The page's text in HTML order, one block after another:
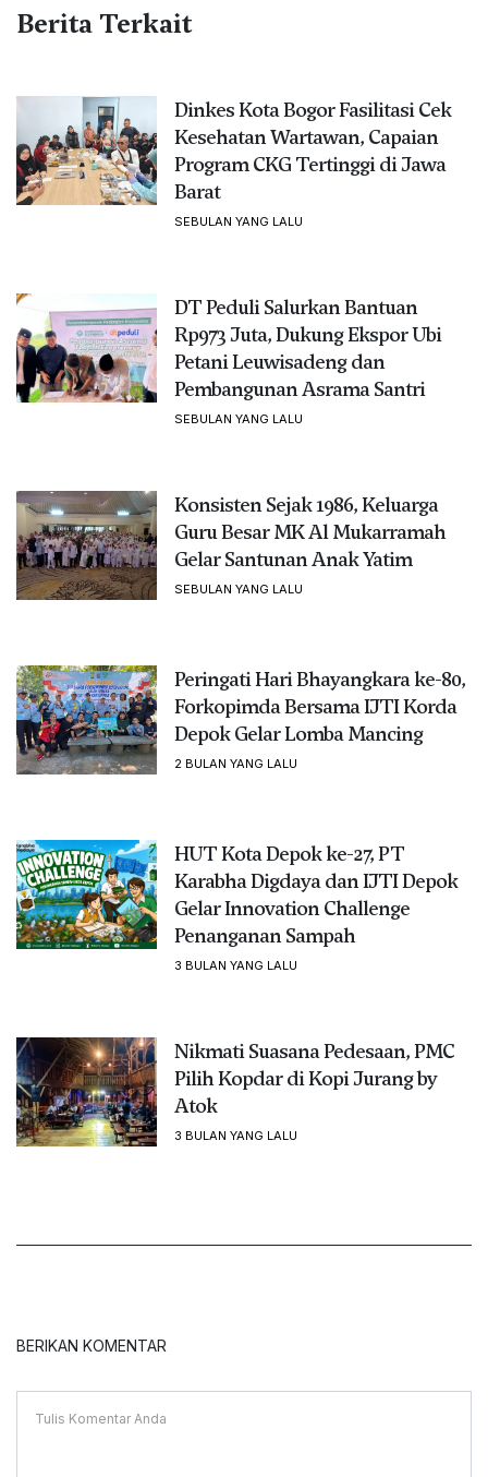
Berita Terkait
Dinkes Kota Bogor Fasilitasi Cek
Kesehatan Wartawan, Capaian
Program CKG Tertinggi di Jawa
Barat
SEBULAN YANG LALU
DT Peduli Salurkan Bantuan
Rp973 Juta, Dukung Ekspor Ubi
Petani Leuwisadeng dan
Pembangunan Asrama Santri
SEBULAN YANG LALU
Konsisten Sejak 1986, Keluarga
Guru Besar MK Al Mukarramah
Gelar Santunan Anak Yatim
SEBULAN YANG LALU
Peringati Hari Bhayangkara ke-80,
Forkopimda Bersama IJTI Korda
Depok Gelar Lomba Mancing
2 BULAN YANG LALU
HUT Kota Depok ke-27, PT
Karabha Digdaya dan IJTI Depok
Gelar Innovation Challenge
Penanganan Sampah
3 BULAN YANG LALU
Nikmati Suasana Pedesaan, PMC
Pilih Kopdar di Kopi Jurang by
Atok
3 BULAN YANG LALU
BERIKAN KOMENTAR